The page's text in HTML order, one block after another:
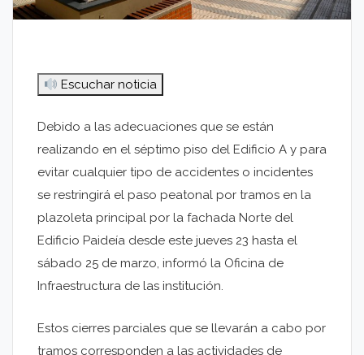
Escuchar noticia
Debido a las adecuaciones que se están
realizando en el séptimo piso del Edificio A y para
evitar cualquier tipo de accidentes o incidentes
se restringirá el paso peatonal por tramos en la
plazoleta principal por la fachada Norte del
Edificio Paideía desde este jueves 23 hasta el
sábado 25 de marzo, informó la Oficina de
Infraestructura de las institución.
Estos cierres parciales que se llevarán a cabo por
tramos corresponden a las actividades de